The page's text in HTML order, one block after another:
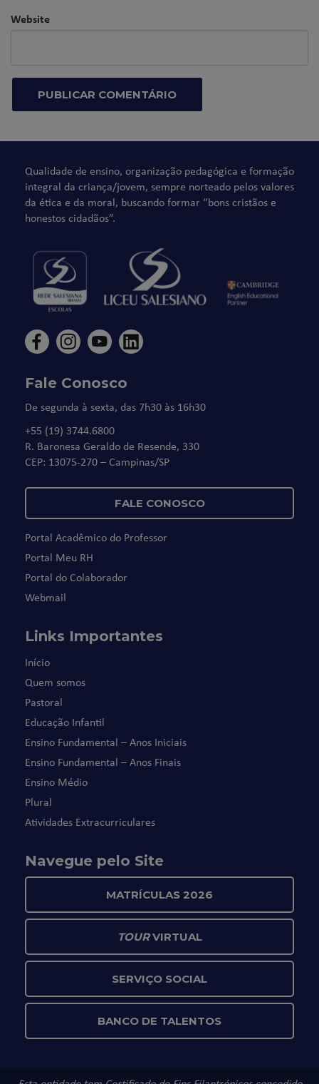
Website
Qualidade de ensino, organização pedagógica e formação
integral da criança/jovem, sempre norteado pelos valores
da ética e da moral, buscando formar “bons cristãos e
honestos cidadãos”.
Fale Conosco
De segunda à sexta, das 7h30 às 16h30
+55 (19) 3744.6800
R. Baronesa Geraldo de Resende, 330
CEP: 13075-270 – Campinas/SP
FALE CONOSCO
Portal Acadêmico do Professor
Portal Meu RH
Portal do Colaborador
Webmail
Links Importantes
Início
Quem somos
Pastoral
Educação Infantil
Ensino Fundamental – Anos Iniciais
Ensino Fundamental – Anos Finais
Ensino Médio
Plural
Atividades Extracurriculares
Navegue pelo Site
MATRÍCULAS 2026
TOURVIRTUAL
SERVIÇO SOCIAL
BANCO DE TALENTOS